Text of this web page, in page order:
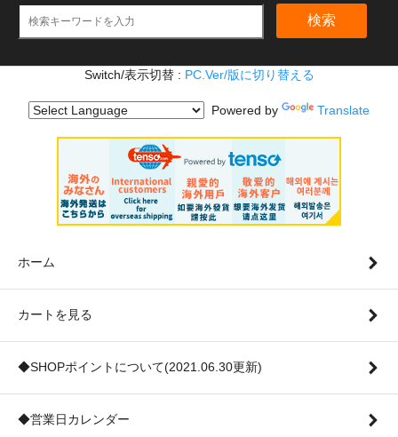
検索
Switch/表示切替 : PC.Ver/版に切り替える
Powered by Translate
ホーム
カートを見る
◆SHOPポイントについて(2021.06.30更新)
◆営業日カレンダー